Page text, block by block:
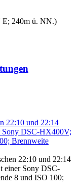
E; 240m ü. NN.)
22:10 und 22:14
einer Sony DSC-
8 und ISO 100;